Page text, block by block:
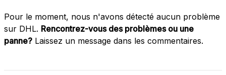
Pour le moment, nous n'avons détecté aucun problème
sur DHL. Rencontrez-vous des problèmes ou une
panne? Laissez un message dans les commentaires.